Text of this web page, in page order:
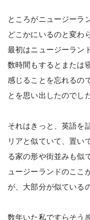
ところがニュージーラ
どこかにいるのと変わ
最初はニュージーラン
数時間もするとまたは
感じることを忘れるの
とを思い出したのでした
それはきっと、英語を
リアと似ていて、置い
る家の形や街並みも似
ュージーランドのここ
が、大部分が似ている
数年いた私ですらそう